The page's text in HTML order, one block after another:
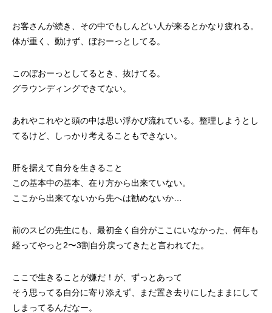
お客さんが続き、その中でもしんどい人が来るとかなり疲れる。
体が重く、動けず、ぼおーっとしてる。
このぼおーっとしてるとき、抜けてる。
グラウンディングできてない。
あれやこれやと頭の中は思い浮かび流れている。整理しようとし
てるけど、しっかり考えることもできない。
肝を据えて自分を生きること
この基本中の基本、在り方から出来ていない。
ここから出来てないから先へは勧めないか…
前のスピの先生にも、最初全く自分がここにいなかった、何年も
経ってやっと2〜3割自分戻ってきたと言われてた。
ここで生きることが嫌だ！が、ずっとあって
そう思ってる自分に寄り添えず、まだ置き去りにしたままにして
しまってるんだなー。